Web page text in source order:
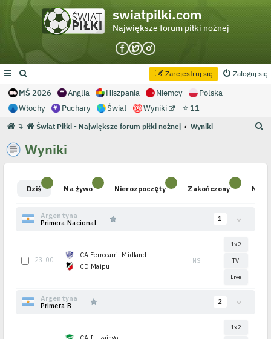
swiatpilki.com
Największe forum piłki nożnej
Zaloguj się
Zarejestruj się
MŚ 2026 Anglia Hiszpania Niemcy
Polska
Włochy
Puchary Świat Wyniki ⭐ 11
↴ Świat Piłki - Największe forum piłki nożnej Wyniki
Wyniki